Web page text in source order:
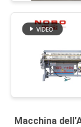
Macchina